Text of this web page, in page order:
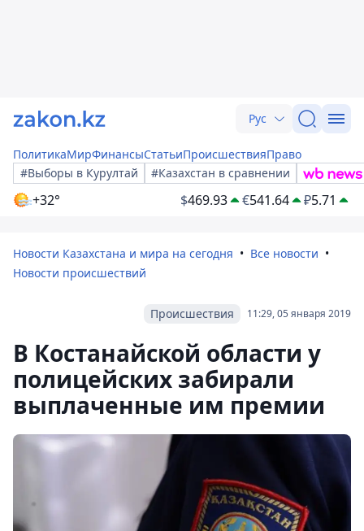
Рус
ПолитикаМирФинансыСтатьиПроисшествияПраво
#Выборы в Курултай
#Казахстан в сравнении
+32° $469.93 €541.64 ₽5.71
Новости Казахстана и мира на сегодня
Все новости
Новости происшествий
11:29, 05 января 2019
Происшествия
В Костанайской области у
полицейских забирали
выплаченные им премии